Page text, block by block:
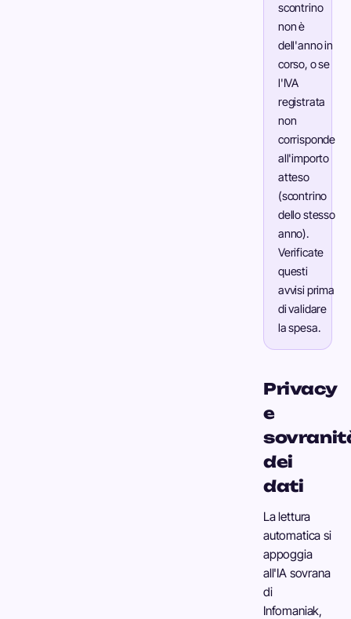
scontrino
non è
dell'anno in
corso, o se
l'IVA
registrata
non
corrisponde
all'importo
atteso
(scontrino
dello stesso
anno).
Verificate
questi
avvisi prima
di validare
la spesa.
Privacy
e
dei
dati
La lettura
automatica si
appoggia
all'IA sovrana
di
Infomaniak,